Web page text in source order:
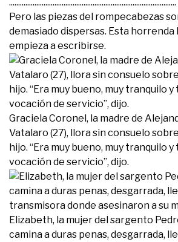
Pero las piezas del rompecabezas
demasiado dispersas. Esta
empieza a escribirse.
Graciela Coronel, la madre de
Vatalaro (27), llora sin consuelo
hijo. “Era muy bueno, muy tranquilo
vocación de servicio”, dijo.
Elizabeth, la mujer del sargento
camina a duras penas, desgarrada,